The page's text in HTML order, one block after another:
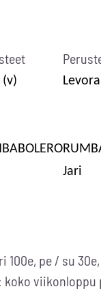
(v)
Jari
100e, pe / su
viikonloppu